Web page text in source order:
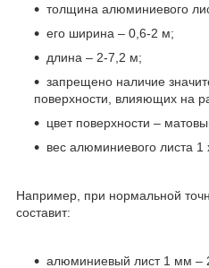
толщина алюминиевого
его ширина – 0,6-2 м;
длина – 2-7,2 м;
запрещено наличие
поверхности, влияющих на
цвет поверхности –
вес алюминиевого листа 1
Например, при нормальной
составит:
алюминиевый лист 1 мм –